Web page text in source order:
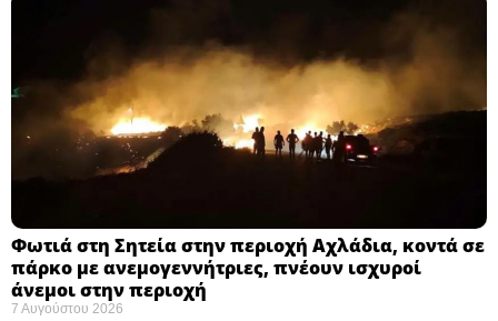
Φωτιά στη Σητεία στην περιοχή Αχλάδια, κοντά σε
πάρκο με ανεμογεννήτριες, πνέουν ισχυροί
άνεμοι στην περιοχή
7 Αυγούστου 2026